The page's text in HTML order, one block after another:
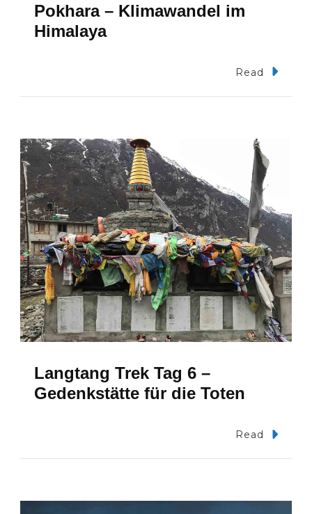
Pokhara – Klimawandel im
Himalaya
Read
Langtang Trek Tag 6 –
Gedenkstätte für die Toten
Read